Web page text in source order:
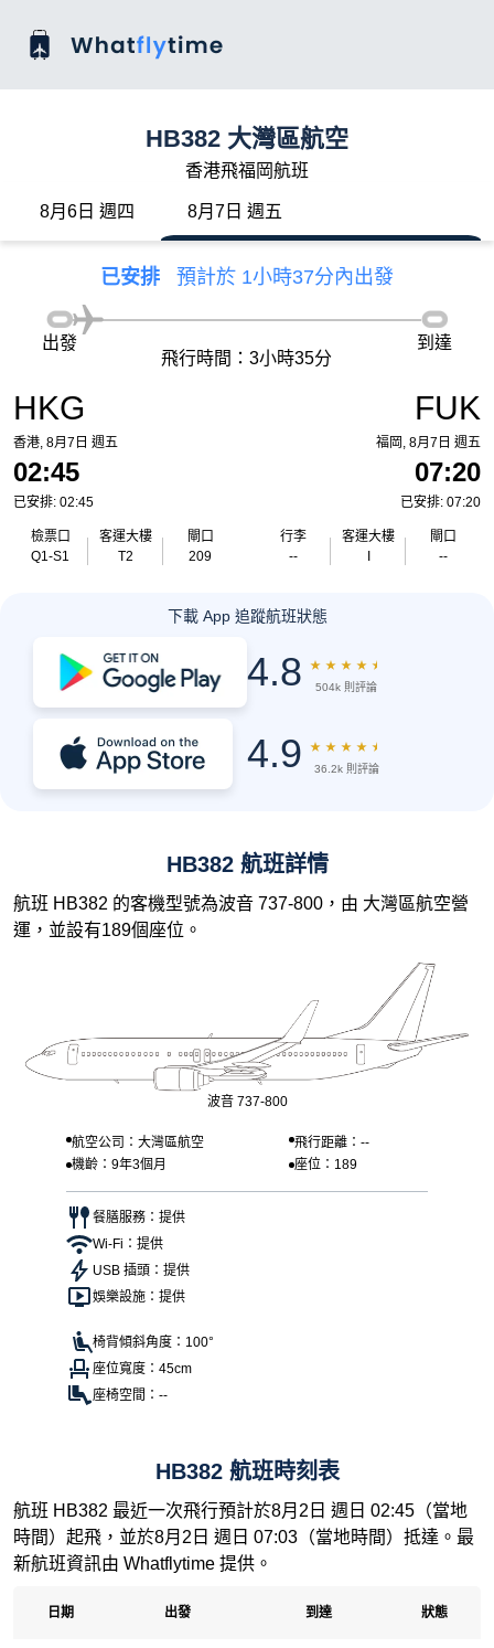
HB382 大灣區航空
香港飛福岡航班
8月6日 週四 8月7日 週五
已安排 預計於 1小時37分內出發
HKG
香港, 8月7日 週五
02:45
已安排: 02:45
檢票口
Q1-S1
客運大樓
T2
閘口
209
出發
飛行時間：3小時35分
到達
FUK
福岡, 8月7日 週五
07:20
已安排: 07:20
行李
--
客運大樓
閘口
--
下載 App 追蹤航班狀態
4.8 ★ ★ ★ ★ ★
504k 則評論
4.9 ★ ★ ★ ★ ★
36.2k 則評論
HB382 航班詳情
航班 HB382 的客機型號為波音 737-800，由 大灣區航空營
運，並設有189個座位。
波音 737-800
航空公司：大灣區航空
飛行距離：--
機齡：9年3個月
座位：189
餐膳服務：提供
Wi-Fi：提供
USB 插頭：提供
娛樂設施：提供
椅背傾斜角度：100°
座位寬度：45cm
座椅空間：--
HB382 航班時刻表
航班 HB382 最近一次飛行預計於8月2日 週日 02:45（當地
時間）起飛，並於8月2日 週日 07:03（當地時間）抵達。最
新航班資訊由 Whatflytime 提供。
日期 出發 到達 狀態